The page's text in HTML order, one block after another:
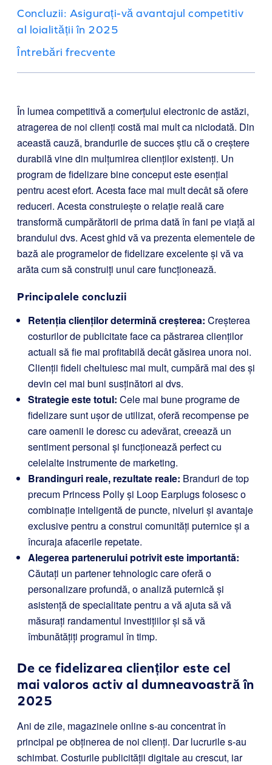
Concluzii: Asigurați-vă avantajul competitiv
al loialității în 2025
Întrebări frecvente
În lumea competitivă a comerțului electronic de astăzi,
atragerea de noi clienți costă mai mult ca niciodată. Din
această cauză, brandurile de succes știu că o creștere
durabilă vine din mulțumirea clienților existenți. Un
program de fidelizare bine conceput este esențial
pentru acest efort. Acesta face mai mult decât să ofere
reduceri. Acesta construiește o relație reală care
transformă cumpărătorii de prima dată în fani pe viață ai
brandului dvs. Acest ghid vă va prezenta elementele de
bază ale programelor de fidelizare excelente și vă va
arăta cum să construiți unul care funcționează.
Principalele concluzii
Retenția clienților determină creșterea: Creșterea
costurilor de publicitate face ca păstrarea clienților
actuali să fie mai profitabilă decât găsirea unora noi.
Clienții fideli cheltuiesc mai mult, cumpără mai des și
devin cei mai buni susținători ai dvs.
Strategie este totul: Cele mai bune programe de
fidelizare sunt ușor de utilizat, oferă recompense pe
care oamenii le doresc cu adevărat, creează un
sentiment personal și funcționează perfect cu
celelalte instrumente de marketing.
Brandinguri reale, rezultate reale: Branduri de top
precum Princess Polly și Loop Earplugs folosesc o
combinație inteligentă de puncte, niveluri și avantaje
exclusive pentru a construi comunități puternice și a
încuraja afacerile repetate.
Alegerea partenerului potrivit este importantă:
Căutați un partener tehnologic care oferă o
personalizare profundă, o analiză puternică și
asistență de specialitate pentru a vă ajuta să vă
măsurați randamentul investițiilor și să vă
îmbunătățiți programul în timp.
De ce fidelizarea clienților este cel
mai valoros activ al dumneavoastră în
2025
Ani de zile, magazinele online s-au concentrat în
principal pe obținerea de noi clienți. Dar lucrurile s-au
schimbat. Costurile publicității digitale au crescut, iar